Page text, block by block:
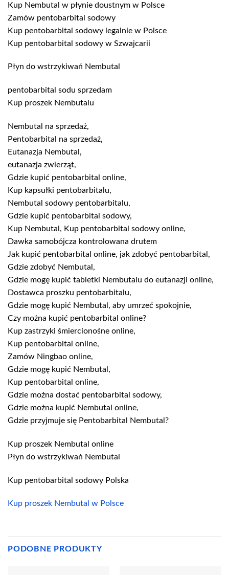
Kup Nembutal w płynie doustnym w Polsce
Zamów pentobarbital sodowy
Kup pentobarbital sodowy legalnie w Polsce
Kup pentobarbital sodowy w Szwajcarii
Płyn do wstrzykiwań Nembutal
pentobarbital sodu sprzedam
Kup proszek Nembutalu
Nembutal na sprzedaż,
Pentobarbital na sprzedaż,
Eutanazja Nembutal,
eutanazja zwierząt,
Gdzie kupić pentobarbital online,
Kup kapsułki pentobarbitalu,
Nembutal sodowy pentobarbitalu,
Gdzie kupić pentobarbital sodowy,
Kup Nembutal, Kup pentobarbital sodowy online,
Dawka samobójcza kontrolowana drutem
Jak kupić pentobarbital online, jak zdobyć pentobarbital,
Gdzie zdobyć Nembutal,
Gdzie mogę kupić tabletki Nembutalu do eutanazji online,
Dostawca proszku pentobarbitalu,
Gdzie mogę kupić Nembutal, aby umrzeć spokojnie,
Czy można kupić pentobarbital online?
Kup zastrzyki śmiercionośne online,
Kup pentobarbital online,
Zamów Ningbao online,
Gdzie mogę kupić Nembutal,
Kup pentobarbital online,
Gdzie można dostać pentobarbital sodowy,
Gdzie można kupić Nembutal online,
Gdzie przyjmuje się Pentobarbital Nembutal?
Kup proszek Nembutal online
Płyn do wstrzykiwań Nembutal
Kup pentobarbital sodowy Polska
Kup proszek Nembutal w Polsce
PODOBNE PRODUKTY